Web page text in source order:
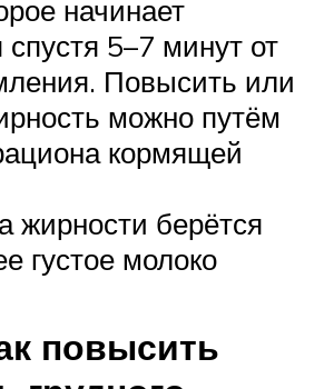
начинает
5–7 минут от
Повысить или
можно путём
кормящей
жирности берётся
густое молоко
повысить